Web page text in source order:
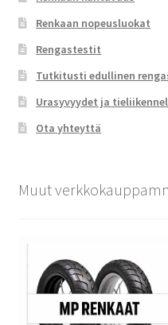
Renkaan nopeusluokat
Rengastestit
Tutkitusti edullinen
Urasyvyydet ja
Ota yhteyttä
Muut